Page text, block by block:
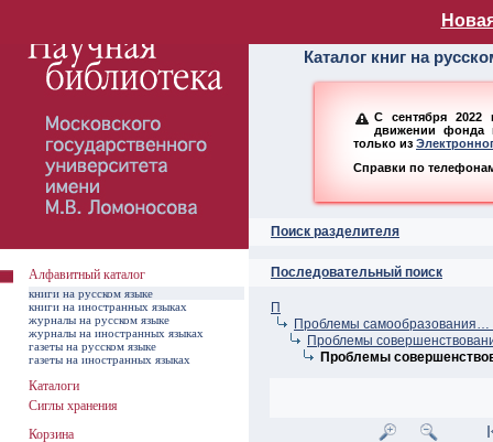
Алфавитный
Каталог книг на
С сентября 2022
движении фонда
только из
Справки по
Поиск разделителя
Последовательный поиск
П
Проблемы самообразования…
Проблемы
Проблемы
Алфавитный каталог
книги на русском языке
книги на иностранных языках
журналы на русском языке
журналы на иностранных языках
газеты на русском языке
газеты на иностранных языках
Каталоги
Сиглы хранения
Корзина